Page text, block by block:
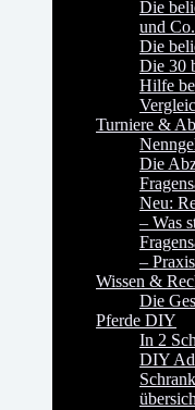
Die
und Co.
Die
Die 30
Hilfe
Turniere &
Die
Neu:
– Was
–
Wissen &
Die
Pferde DIY
In 2
DIY